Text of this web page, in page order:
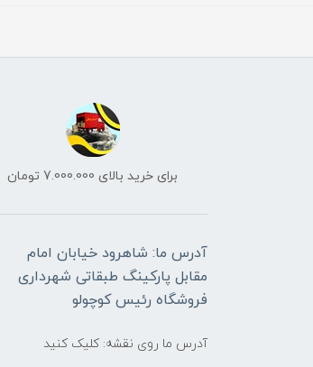
برای خرید بالای 7.000.000 تومان
آدرس ما: شاهرود خیابان امام
مقابل پارکینگ طبقاتی شهرداری
فروشگاه رئیس کوچولو
آدرس ما روی نقشه: کلیک کنید